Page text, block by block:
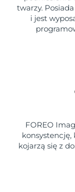
twarzy.
i jest
FOREO
konsystencję,
kojarzą się z